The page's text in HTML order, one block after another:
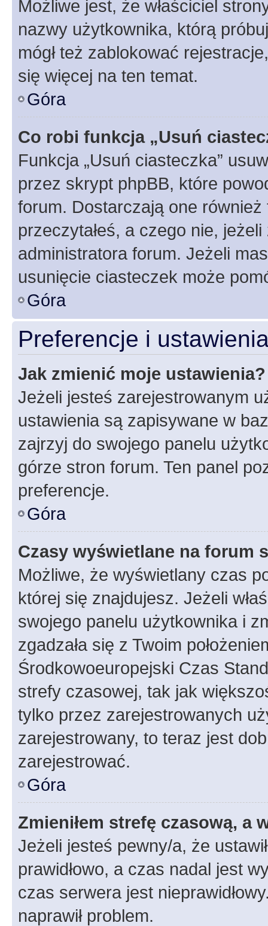
Możliwe jest, że właściciel
nazwy użytkownika, którą
mógł też zablokować
się więcej na ten temat.
Góra
Co robi funkcja „Usuń
Funkcja „Usuń ciasteczka”
przez skrypt phpBB, które
forum. Dostarczają one
przeczytałeś, a czego nie,
administratora forum. Jeżeli
usunięcie ciasteczek może
Góra
Preferencje i
Jak zmienić moje ustawienia?
Jeżeli jesteś zarejestrowanym
ustawienia są zapisywane w
zajrzyj do swojego panelu
górze stron forum. Ten panel
preferencje.
Góra
Czasy wyświetlane na forum
Możliwe, że wyświetlany czas
której się znajdujesz. Jeżeli
swojego panelu użytkownika i
zgadzała się z Twoim
Środkowoeuropejski Czas
strefy czasowej, tak jak
tylko przez zarejestrowanych
zarejestrowany, to teraz jest
zarejestrować.
Góra
Zmieniłem strefę czasową, a
Jeżeli jesteś pewny/a, że
prawidłowo, a czas nadal jest
czas serwera jest
naprawił problem.